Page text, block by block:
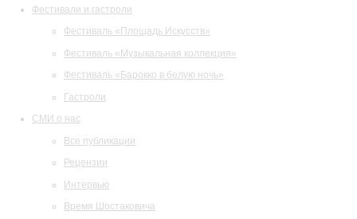
Фестивали и гастроли
Фестиваль «Площадь Искусств»
Фестиваль «Музыкальная коллекция»
Фестиваль «Барокко в белую ночь»
Гастроли
СМИ о нас
Все публикации
Рецензии
Интервью
Время Шостаковича